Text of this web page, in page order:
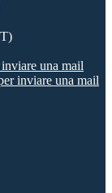
una mail
inviare una mail